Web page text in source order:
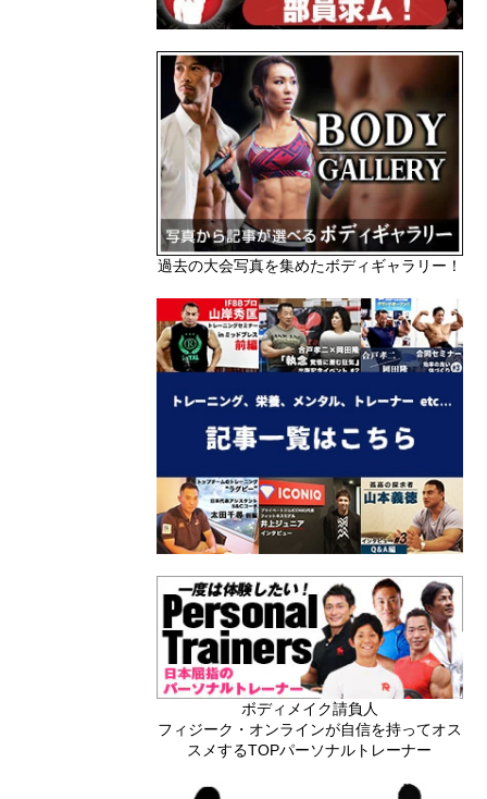
過去の大会写真を集めたボディギャラリー！
ボディメイク請負人
フィジーク・オンラインが自信を持ってオス
スメするTOPパーソナルトレーナー